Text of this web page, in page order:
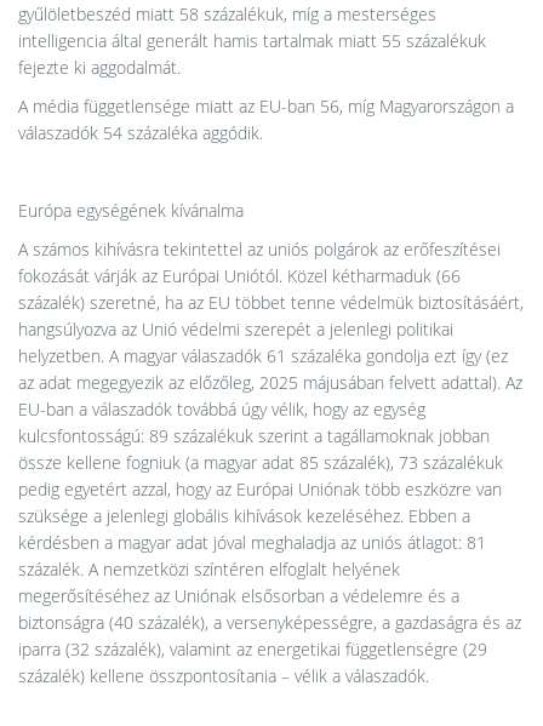
gyűlöletbeszéd miatt 58 százalékuk, míg a mesterséges
intelligencia által generált hamis tartalmak miatt 55 százalékuk
fejezte ki aggodalmát.
A média függetlensége miatt az EU-ban 56, míg Magyarországon a
válaszadók 54 százaléka aggódik.
Európa egységének kívánalma
A számos kihívásra tekintettel az uniós polgárok az erőfeszítései
fokozását várják az Európai Uniótól. Közel kétharmaduk (66
százalék) szeretné, ha az EU többet tenne védelmük biztosításáért,
hangsúlyozva az Unió védelmi szerepét a jelenlegi politikai
helyzetben. A magyar válaszadók 61 százaléka gondolja ezt így (ez
az adat megegyezik az előzőleg, 2025 májusában felvett adattal). Az
EU-ban a válaszadók továbbá úgy vélik, hogy az egység
kulcsfontosságú: 89 százalékuk szerint a tagállamoknak jobban
össze kellene fogniuk (a magyar adat 85 százalék), 73 százalékuk
pedig egyetért azzal, hogy az Európai Uniónak több eszközre van
szüksége a jelenlegi globális kihívások kezeléséhez. Ebben a
kérdésben a magyar adat jóval meghaladja az uniós átlagot: 81
százalék. A nemzetközi színtéren elfoglalt helyének
megerősítéséhez az Uniónak elsősorban a védelemre és a
biztonságra (40 százalék), a versenyképességre, a gazdaságra és az
iparra (32 százalék), valamint az energetikai függetlenségre (29
százalék) kellene összpontosítania – vélik a válaszadók.